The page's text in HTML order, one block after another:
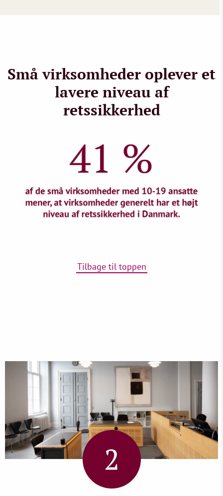
Små virksomheder oplever et
lavere niveau af
retssikkerhed
Tilbage til toppen